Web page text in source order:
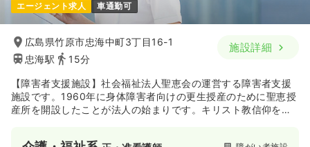
エージェント求人 車通勤可
広島県竹原市忠海中町3丁目16-1
忠海駅
15分
施設詳細
【障害者支援施設】社会福祉法人聖恵会の運営する障害者支援
施設です。1960年に身体障害者向けの更生授産のために聖恵授
産所を開設したことが法人の始まりです。キリスト教信仰を基